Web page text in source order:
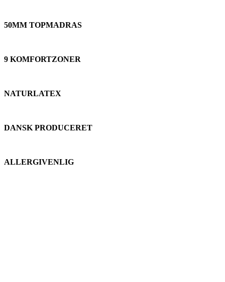
50MM TOPMADRAS
9 KOMFORTZONER
NATURLATEX
DANSK PRODUCERET
ALLERGIVENLIG